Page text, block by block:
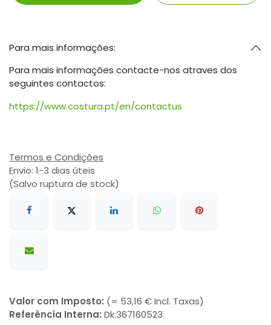
Para mais informações:
Para mais informações contacte-nos atraves dos
seguintes contactos:
https://www.costura.pt/en/contactus
Termos e Condições
Envio: 1-3 dias úteis
(Salvo ruptura de stock)
Valor com Imposto: (= 53,16 € Incl. Taxas)
Referência Interna: Dk.367160523